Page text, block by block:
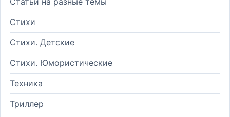
Стихи
Стихи. Детские
Стихи. Юмористические
Техника
Триллер